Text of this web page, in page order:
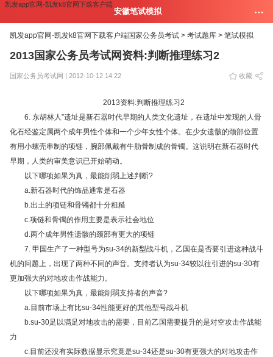
凯发app官网-凯发k8官网下载客户端
安徽笔试模拟
凯发app官网-凯发k8官网下载客户端国家公务员考试 > 考试题库 > 笔试模拟
2013国家公务员考试网资料:判断推理练习2
国家公务员考试网 | 2012-10-12 14:22 收藏
2013资料:判断推理练习2
6. 东胡林人”遗址是新石器时代早期的人类文化遗址，在遗址中发现的人骨
化石经鉴定属两个成年男性个体和一个少年女性个体。在少女遗骸的颈部位置
有用小螺壳串制的项链，腕部佩戴有牛肋骨制成的骨镯。这说明在新石器时代
早期，人类的审美意识已开始萌动。
以下哪项如果为真，最能削弱上述判断?
a.新石器时代的饰品通常是石器
b.出土的项链和骨镯都十分粗糙
c.项链和骨镯的作用主要是表示社会地位
d.两个成年男性遗骸的颈部有更大的项链
7. 甲国生产了一种型号为su-34的新型战斗机，乙国在是否要引进这种战斗
机的问题上，出现了两种不同的声音。支持者认为su-34较以往引进的su-30有
更加强大的对地攻击作战能力。
以下哪项如果为真，最能削弱支持者的声音?
a.目前市场上有比su-34性能更好的其他型号战斗机
b.su-30足以满足对地攻击的需要，目前乙国需要提升的是对空攻击作战能
力
c.目前还没有实际数据显示究竟是su-34还是su-30有更强大的对地攻击作